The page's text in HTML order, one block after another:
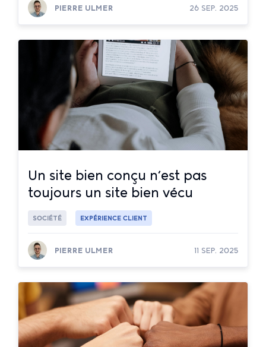
PIERRE ULMER 26 SEP. 2025
Lire la suite
Un site bien conçu n’est pas
toujours un site bien vécu
SOCIÉTÉ EXPÉRIENCE CLIENT
PIERRE ULMER 11 SEP. 2025
Lire la suite